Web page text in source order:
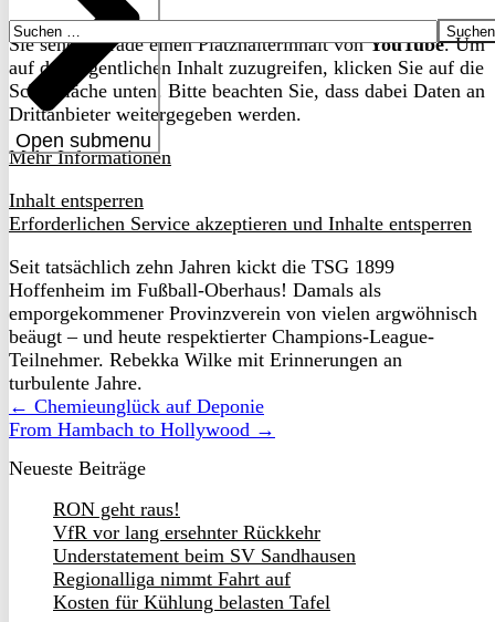
Open submenu
Suchen
nach:
Sie sehen gerade einen Platzhalterinhalt vonYouTube. Um
auf den eigentlichen Inhalt zuzugreifen, klicken Sie auf die
Schaltfläche unten. Bitte beachten Sie, dass dabei Daten an
Drittanbieter weitergegeben werden.
Mehr Informationen
Inhalt entsperren
Erforderlichen Service akzeptieren und Inhalte entsperren
Seit tatsächlich zehn Jahren kickt die TSG 1899
Hoffenheim im Fußball-Oberhaus! Damals als
emporgekommener Provinzverein von vielen argwöhnisch
beäugt – und heute respektierter Champions-League-
Teilnehmer. Rebekka Wilke mit Erinnerungen an
turbulente Jahre.
← Chemieunglück auf Deponie
From Hambach to Hollywood →
Neueste Beiträge
RON geht raus!
VfR vor lang ersehnter Rückkehr
Understatement beim SV Sandhausen
Regionalliga nimmt Fahrt auf
Kosten für Kühlung belasten Tafel